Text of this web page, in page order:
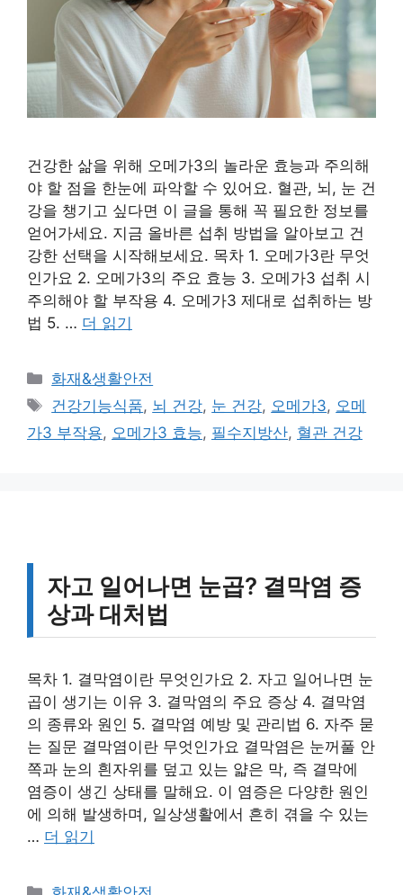
건강한 삶을 위해 오메가3의 놀라운 효능과 주의해
야 할 점을 한눈에 파악할 수 있어요. 혈관, 뇌, 눈 건
강을 챙기고 싶다면 이 글을 통해 꼭 필요한 정보를
얻어가세요. 지금 올바른 섭취 방법을 알아보고 건
강한 선택을 시작해보세요. 목차 1. 오메가3란 무엇
인가요 2. 오메가3의 주요 효능 3. 오메가3 섭취 시
주의해야 할 부작용 4. 오메가3 제대로 섭취하는 방
법 5. … 더 읽기
카
테
리
화재&생활안전
태
그
건강기능식품, 뇌 건강, 눈 건강, 오메가3, 오메
가3 부작용, 오메가3 효능, 필수지방산, 혈관 건강
자고 일어나면 눈곱? 결막염 증
상과 대처법
목차 1. 결막염이란 무엇인가요 2. 자고 일어나면 눈
곱이 생기는 이유 3. 결막염의 주요 증상 4. 결막염
의 종류와 원인 5. 결막염 예방 및 관리법 6. 자주 묻
는 질문 결막염이란 무엇인가요 결막염은 눈꺼풀 안
쪽과 눈의 흰자위를 덮고 있는 얇은 막, 즉 결막에
염증이 생긴 상태를 말해요. 이 염증은 다양한 원인
에 의해 발생하며, 일상생활에서 흔히 겪을 수 있는
… 더 읽기
카